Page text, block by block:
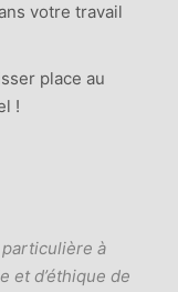
votre travail
place au
!
à
et d’éthique de